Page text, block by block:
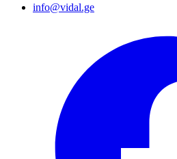
info@vidal.ge